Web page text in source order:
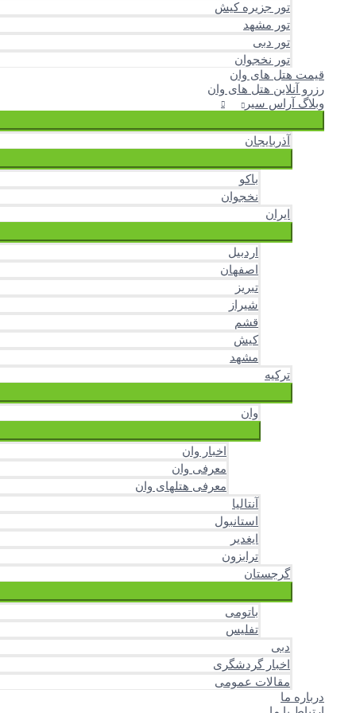
تور جزیره کیش
تور مشهد
تور دبی
تور نخجوان
قیمت هتل های وان
رزرو آنلاین هتل های وان
وبلاگ آراس سیر
آذربایجان
باکو
نخجوان
ایران
اردبیل
اصفهان
تبریز
شیراز
قشم
کیش
مشهد
ترکیه
وان
اخبار وان
معرفی وان
معرفی هتلهای وان
آنتالیا
استانبول
ایغدیر
ترابزون
گرجستان
باتومی
تفلیس
دبی
اخبار گردشگری
مقالات عمومی
درباره ما